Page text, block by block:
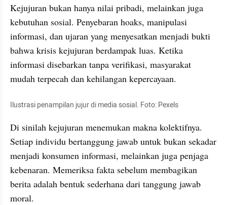
Kejujuran bukan hanya nilai pribadi, melainkan juga
kebutuhan sosial. Penyebaran hoaks, manipulasi
informasi, dan ujaran yang menyesatkan menjadi bukti
bahwa krisis kejujuran berdampak luas. Ketika
informasi disebarkan tanpa verifikasi, masyarakat
mudah terpecah dan kehilangan kepercayaan.
Ilustrasi penampilan jujur di media sosial. Foto: Pexels
Di sinilah kejujuran menemukan makna kolektifnya.
Setiap individu bertanggung jawab untuk bukan sekadar
menjadi konsumen informasi, melainkan juga penjaga
kebenaran. Memeriksa fakta sebelum membagikan
berita adalah bentuk sederhana dari tanggung jawab
moral.